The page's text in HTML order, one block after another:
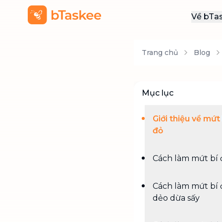
Về
Trang chủ Blog
Mục lục
Giới thiệu về mứt
đỏ
Cách làm mứt bí
Cách làm mứt bí
dẻo dừa sấy